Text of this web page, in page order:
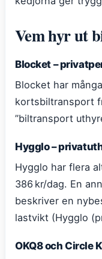
Vem hyr ut
Blocket –
Blocket har
kortsbiltransport
”biltransport
Hygglo –
Hygglo har flera
386 kr/dag. En
beskriver en
lastvikt (Hygglo
OKQ8 och Circle